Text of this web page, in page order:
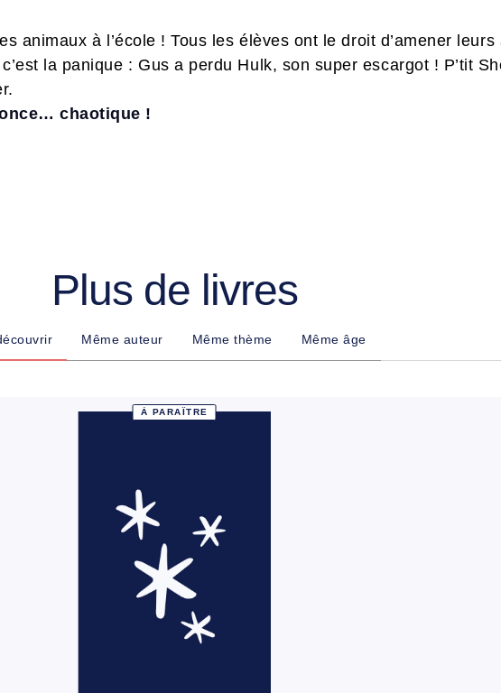
animaux à l’école ! Tous les élèves ont le droit d’amener leurs
la panique : Gus a perdu Hulk, son super escargot ! P’tit
chaotique !
Plus de livres
Même auteur Même thème Même âge
À PARAÎTRE